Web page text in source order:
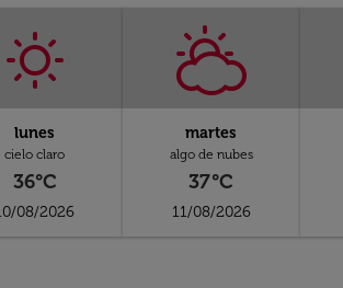
lunes
cielo claro
36°C
08/2026
martes
algo de nubes
37°C
11/08/2026